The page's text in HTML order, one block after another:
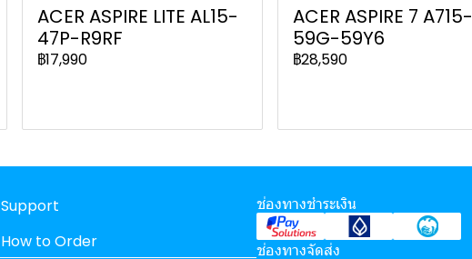
ACER ASPIRE LITE AL15-
47P-R9RF
฿17,990
ACER ASPIRE 7 A715-
59G-59Y6
฿28,590
Support
How to Order
ช่องทางชำระเงิน
ช่องทางจัดส่ง